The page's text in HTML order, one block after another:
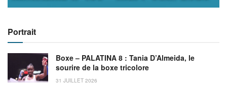
Portrait
Boxe – PALATINA 8 : Tania D’Almeida, le
sourire de la boxe tricolore
31 JUILLET 2026